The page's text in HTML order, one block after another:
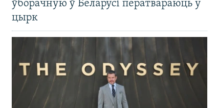
ўборачную ў Беларусі ператвараюць у
цырк